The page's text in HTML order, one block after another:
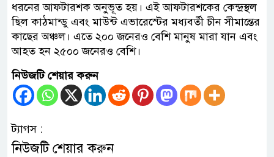
ধরনের আফটারশক অনুভূত হয়। এই আফটারশকের কেন্দ্রস্থল
ছিল কাঠমান্ডু এবং মাউন্ট এভারেস্টের মধ্যবর্তী চীন সীমান্তের
কাছের অঞ্চল। এতে ২০০ জনেরও বেশি মানুষ মারা যান এবং
আহত হন ২৫০০ জনেরও বেশি।
নিউজটি শেয়ার করুন
ট্যাগস :
নিউজটি শেয়ার করুন